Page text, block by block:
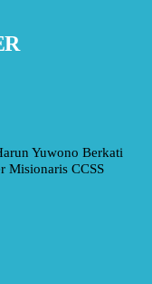
Yuwono Berkati
Misionaris CCSS